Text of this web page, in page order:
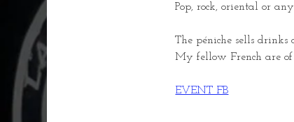
Pop, rock, oriental or
The péniche sells
My fellow French are of
EVENT FB